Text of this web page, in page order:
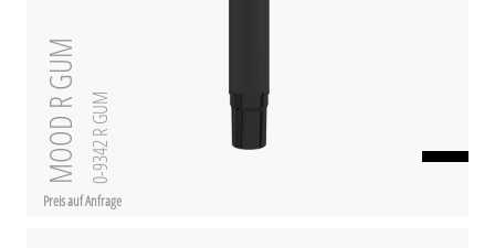
Preis auf Anfrage
MOOD R GUM 0-9342 R GUM